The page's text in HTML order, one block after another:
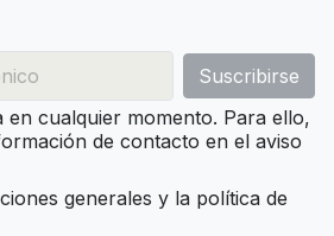
en cualquier momento. Para ello,
de contacto en el aviso
generales y la política de